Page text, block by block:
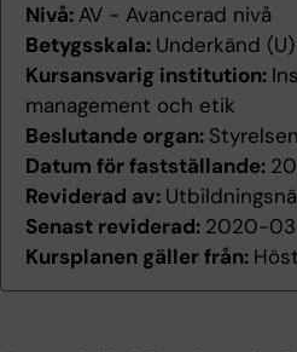
Nivå: AV - Avancerad nivå
Betygsskala: Underkänd
Kursansvarig institution:
management och etik
Beslutande organ:
Datum för fastställande:
Reviderad av:
Senast reviderad: 2020-
Kursplanen gäller från: